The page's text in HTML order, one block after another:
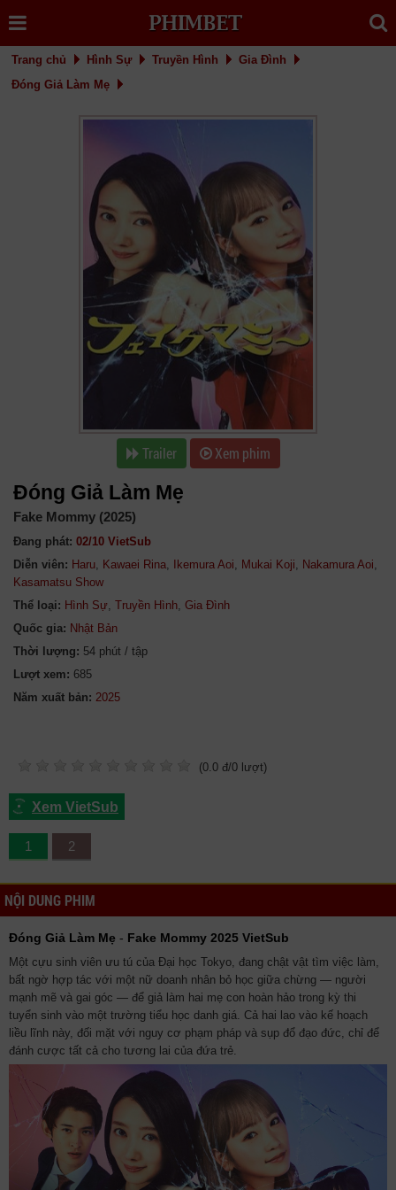
Trang chủ Hình Sự Truyền Hình
Gia Đình
Đóng Giả Làm Mẹ
Trailer Xem phim
Đóng Giả Làm Mẹ
Fake Mommy (2025)
Đang phát: 02/10 VietSub
Diễn viên: Haru, Kawaei Rina, Ikemura Aoi, Mukai Koji, Nakamura Aoi,
Kasamatsu Show
Thể loại: Hình Sự, Truyền Hình, Gia Đình
Quốc gia: Nhật Bản
Thời lượng: 54 phút / tập
Lượt xem: 685
Năm xuất bản:
(0.0 đ/0 lượt)
Xem VietSub
1 2
NỘI DUNG PHIM
Đóng Giả Làm Mẹ - Fake Mommy 2025 VietSub
Một cựu sinh viên ưu tú của Đại học Tokyo, đang chật vật tìm việc làm,
bất ngờ hợp tác với một nữ doanh nhân bỏ học giữa chừng — người
mạnh mẽ và gai góc — để giả làm hai mẹ con hoàn hảo trong kỳ thi
tuyển sinh vào một trường tiểu học danh giá. Cả hai lao vào kế hoạch
liều lĩnh này, đối mặt với nguy cơ phạm pháp và sụp đổ đạo đức, chỉ để
đánh cược tất cả cho tương lai của đứa trẻ.